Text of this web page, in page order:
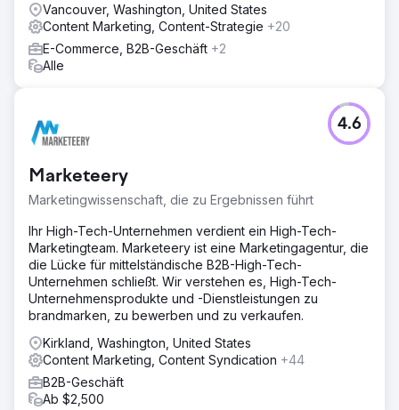
Vancouver, Washington, United States
Content Marketing, Content-Strategie +20
E-Commerce, B2B-Geschäft +2
Alle
Marketeery
Marketingwissenschaft, die zu Ergebnissen führt
4.6
Ihr High-Tech-Unternehmen verdient ein High-Tech-
Marketingteam. Marketeery ist eine Marketingagentur, die
die Lücke für mittelständische B2B-High-Tech-
Unternehmen schließt. Wir verstehen es, High-Tech-
Unternehmensprodukte und -Dienstleistungen zu
brandmarken, zu bewerben und zu verkaufen.
Kirkland, Washington, United States
Content Marketing, Content Syndication +44
B2B-Geschäft
Ab $2,500